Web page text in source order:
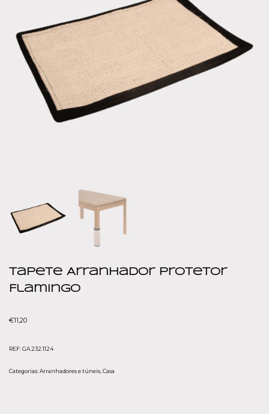
Tapete Arranhador Protetor
Flamingo
€11,20
REF:GA.232.1124
Categorias:Arranhadores e túneis Casa